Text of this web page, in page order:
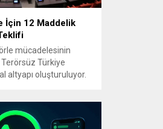
İçin 12 Maddelik
mücadelesinin
Türkiye
altyapı oluşturuluyor.
teklifin 12 maddelik
paylaşıldı.